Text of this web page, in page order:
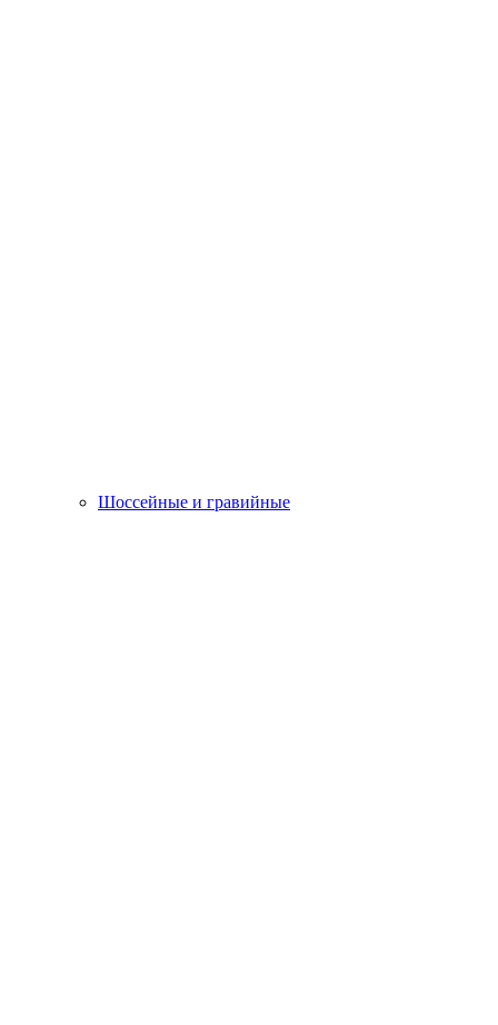
Шоссейные и гравийные